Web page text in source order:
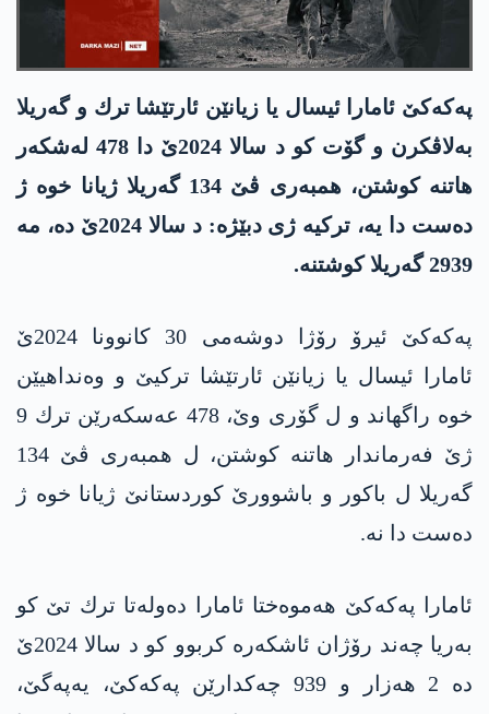
په‌كه‌كێ ئامارا ئیسال یا زیانێن ئارتێشا ترك و گه‌ریلا
به‌لاڤكرن و گۆت كو د سالا 2024ێ دا 478 له‌شكه‌ر
هاتنه‌ كوشتن، همبه‌ری ڤێ 134 گه‌ریلا ژیانا خوه‌ ژ
ده‌ست دا یه‌، تركیه‌ ژی دبێژه‌: د سالا 2024ێ ده‌، مه‌
2939 گه‌ریلا كوشتنه‌.
په‌كه‌كێ ئیرۆ رۆژا دوشه‌می 30 كانوونا 2024ێ
ئامارا ئیسال یا زیانێن ئارتێشا تركیێ و وه‌نداهیێن
خوه‌ راگهاند و ل گۆری وێ، 478 عه‌سكه‌رێن ترك 9
ژێ فه‌رماندار هاتنه‌ كوشتن، ل همبه‌ری ڤێ 134
گه‌ریلا ل باكور و باشوورێ كوردستانێ ژیانا خوه‌ ژ
ده‌ست دا نه‌.
ئامارا په‌كه‌كێ هه‌موه‌ختا ئامارا ده‌وله‌تا ترك تێ كو
به‌ریا چه‌ند رۆژان ئاشكه‌ره‌ كربوو كو د سالا 2024ێ
ده‌ 2 هه‌زار و 939 چه‌كدارێن په‌كه‌كێ، یه‌په‌گێ،